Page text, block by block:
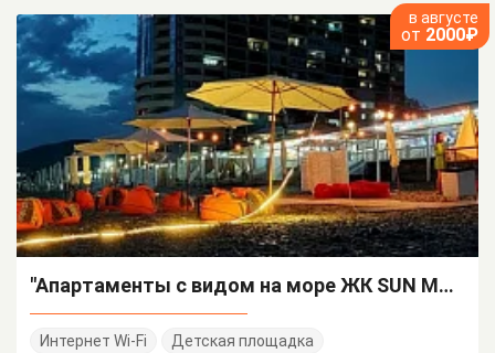
в августе
от 2000₽
"Апартаменты с видом на море ЖК SUN MARINA" апарт-отель
Интернет Wi-Fi
Детская площадка